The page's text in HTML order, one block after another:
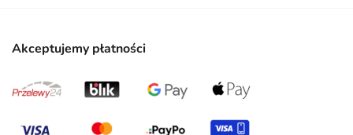
Akceptujemy płatności